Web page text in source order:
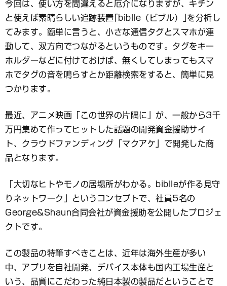
今回は、使い方を間違えると厄介になりますが、キチン
と使えば素晴らしい追跡装置｢biblle（ビブル）｣を分析し
てみます。簡単に言うと、小さな通信タグとスマホが連
動して、双方向でつながるというものです。タグをキー
ホルダーなどに付けておけば、無くしてしまってもスマ
ホでタグの音を鳴らすとか距離検索をすると、簡単に見
つかります。
最近、アニメ映画「この世界の片隅に」が、一般から3千
万円集めて作ってヒットした話題の開発資金援助サイ
ト、クラウドファンディング「マクアケ」で開発した商
品となります。
「大切なヒトやモノの居場所がわかる。biblleが作る見守
りネットワーク」というコンセプトで、社員5名の
George&Shaun合同会社が資金援助を公開したプロジェ
クトです。
この製品の特筆すべきことは、近年は海外生産が多い
中、アプリを自社開発、デバイス本体も国内工場生産と
いう、品質にこだわった純日本製の製品だということで